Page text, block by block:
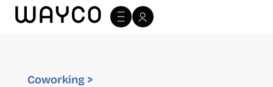
Coworking >